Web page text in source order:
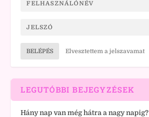
BELÉPÉS Elvesztettem a jelszavamat
LEGUTÓBBI BEJEGYZÉSEK
Hány nap van még hátra a nagy napig?